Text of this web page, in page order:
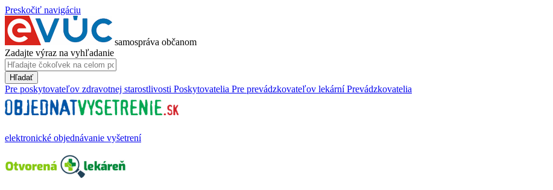
Preskočiť navigáciu
samospráva občanom
Zadajte výraz na vyhľadanie
Hľadať
Pre poskytovateľov zdravotnej starostlivosti Poskytovatelia Pre prevádzkovateľov lekární Prevádzkovatelia
elektronické objednávanie vyšetrení